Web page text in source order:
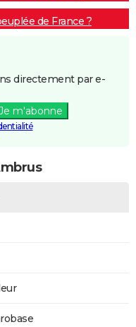
de France ?
directement par e-
m'abonne